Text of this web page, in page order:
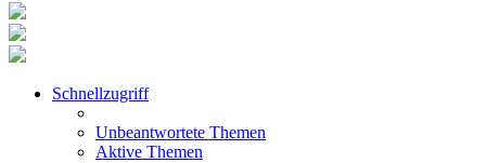
Schnellzugriff
Unbeantwortete Themen
Aktive Themen